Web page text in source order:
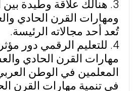
3. هنالك علاقة وطيدة بين
ومهارات القرن الحادي
تُعد أحد مجالاته الرئيسة.
4. للتعليم الرقمي دور
مهارات القرن الحادي
المعلمين في الوطن
في تنمية مهارات القرن